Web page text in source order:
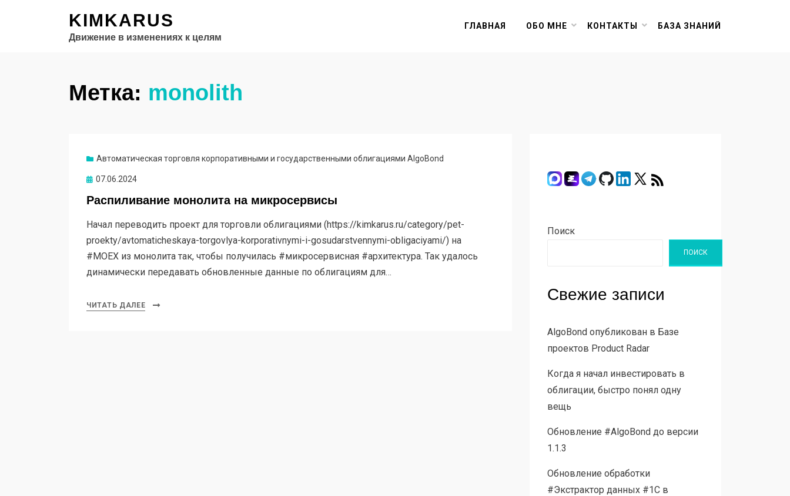
KIMKARUS
Движение в изменениях к целям
ГЛАВНАЯ ОБО МНЕ КОНТАКТЫ БАЗА ЗНАНИЙ
Метка: monolith
Автоматическая торговля корпоративными и государственными облигациями AlgoBond
Опубликовано
07.06.2024
Распиливание монолита на микросервисы
Начал переводить проект для торговли облигациями (https://kimkarus.ru/category/pet-
proekty/avtomaticheskaya-torgovlya-korporativnymi-i-gosudarstvennymi-obligaciyami/) на
#MOEX из монолита так, чтобы получилась #микросервисная #архитектура. Так удалось
динамически передавать обновленные данные по облигациям для…
ЧИТАТЬ ДАЛЕЕ
Поиск
ПОИСК
Свежие записи
AlgoBond опубликован в Базе
проектов Product Radar
Когда я начал инвестировать в
облигации, быстро понял одну
вещь
Обновление #AlgoBond до версии
1.1.3
Обновление обработки
#Экстрактор данных #1С в